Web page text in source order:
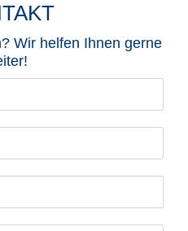
Wir helfen Ihnen gerne